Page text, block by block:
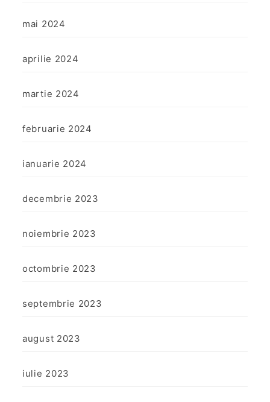
mai 2024
aprilie 2024
martie 2024
februarie 2024
ianuarie 2024
decembrie 2023
noiembrie 2023
octombrie 2023
septembrie 2023
august 2023
iulie 2023